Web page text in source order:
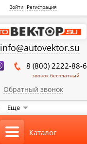
Войти Регистрация
info@autovektor.su
8 (800) 2222-88-6
звонок бесплатный
Обратный звонок
Еще
Каталог